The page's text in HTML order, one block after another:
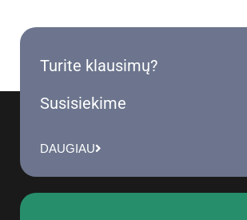
Turite klausimų?
Susisiekime
DAUGIAU